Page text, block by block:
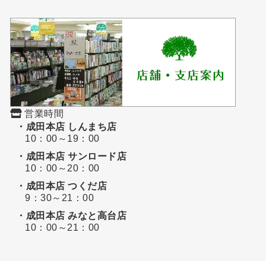
営業時間
・成田本店 しんまち店
10：00～19：00
・成田本店 サンロード店
10：00～20：00
・成田本店 つくだ店
9：30～21：00
・成田本店 みなと高台店
10：00～21：00